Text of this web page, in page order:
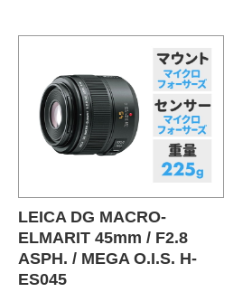
LEICA DG MACRO-
ELMARIT 45mm / F2.8
ASPH. / MEGA O.I.S. H-
ES045